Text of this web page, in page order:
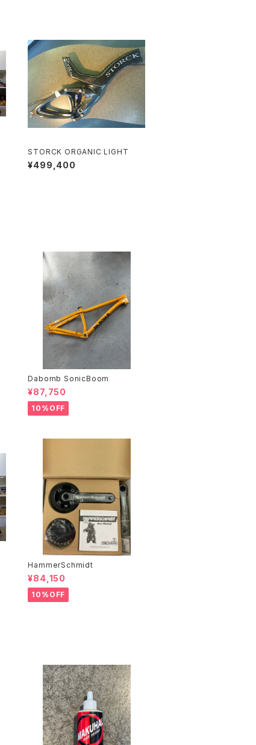
STORCK ORGANIC LIGHT
¥499,400
Dabomb SonicBoom
¥87,750
10%OFF
HammerSchmidt
¥84,150
10%OFF